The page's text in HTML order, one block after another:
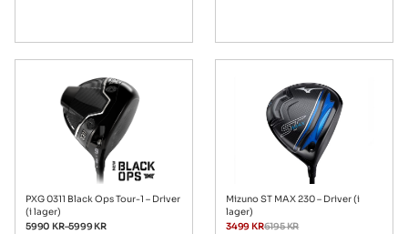
PXG 0311 Black Ops Tour-1 – Driver
(i lager)
5990 KR–5999KR
Mizuno ST MAX 230 – Driver (i
lager)
6195KR
3499KR